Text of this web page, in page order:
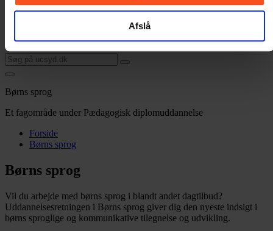
Afslå
Presse Vi giver dig oversigten over alle vores pressehistorier.
Leder du efter en af vores medarbejdere?
Børns sprog
Et fagområde under Pædagogisk diplomuddannelse
Forside
Børns sprog
Børns sprog
Vil du arbejde med børns sprog i blandt andet dagtilbud?
Uddannelsesretningen i Børns sprog giver dig den nyeste indsigt i
børns sproglige og kommunikative tilegnelse og udvikling.